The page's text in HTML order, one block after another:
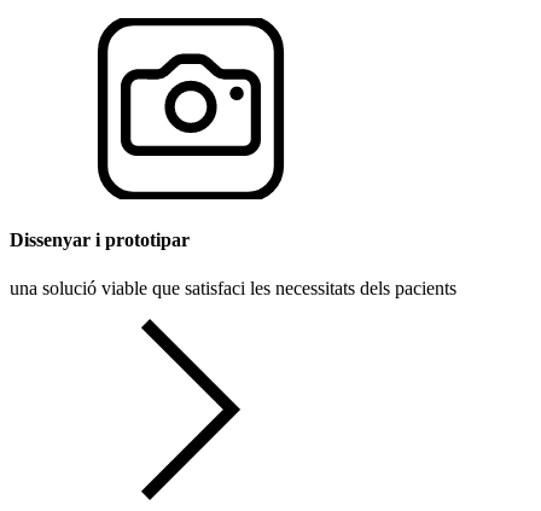
Dissenyar i prototipar
una solució viable que satisfaci les necessitats dels pacients